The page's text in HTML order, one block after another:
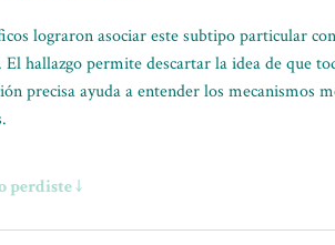
lograron asociar este subtipo particular
hallazgo permite descartar la idea de que
precisa ayuda a entender los mecanismos
perdiste ↓